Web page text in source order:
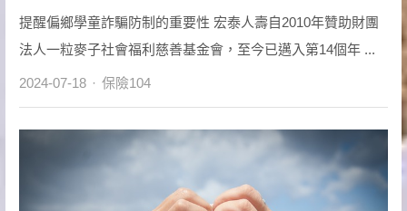
提醒偏鄉學童詐騙防制的重要性 宏泰人壽自2010年贊助財團
法人一粒麥子社會福利慈善基金會，至今已邁入第14個年 ...
2024-07-18 Author
保險104